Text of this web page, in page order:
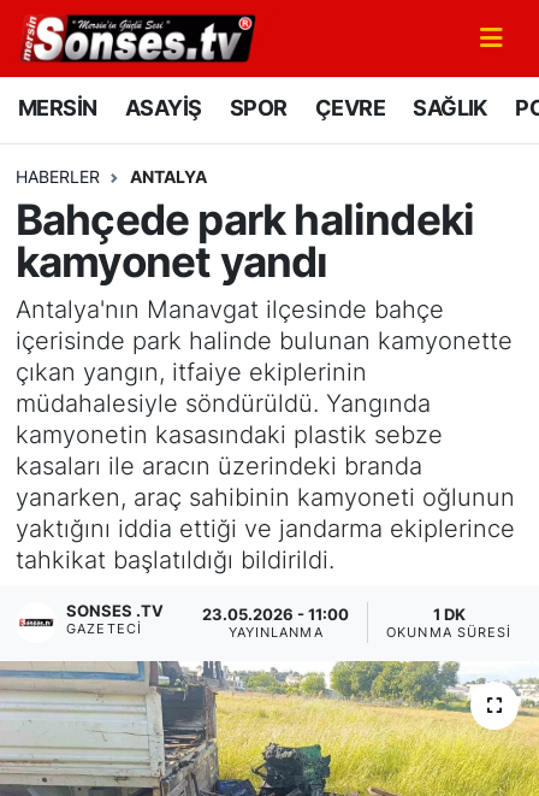
MERSİN ASAYİŞ SPOR ÇEVRE SAĞLIK
HABERLER ANTALYA
Bahçede park halindeki
kamyonet yandı
Antalya'nın Manavgat ilçesinde bahçe
içerisinde park halinde bulunan kamyonette
çıkan yangın, itfaiye ekiplerinin
müdahalesiyle söndürüldü. Yangında
kamyonetin kasasındaki plastik sebze
kasaları ile aracın üzerindeki branda
yanarken, araç sahibinin kamyoneti oğlunun
yaktığını iddia ettiği ve jandarma ekiplerince
tahkikat başlatıldığı bildirildi.
SONSES .TV
GAZETECI
23.05.2026 - 11:00
YAYINLANMA
1 DK
OKUNMA SÜRESI
MERSİN
SPOR
GÜNÜN MANŞETİ
DÜNYA
KÜLTÜR - SANAT
MAGAZİN
SAĞLIK
Haberde insan
Tanıtım
Mersin Nöbetçi Eczaneler
Mersin Namaz Vakitleri
Mersin Trafik Yoğunluk Haritası
Süper Lig Puan Durumu ve Fikstür
Tüm Manşetler
Son Dakika Haberleri
Haber Arşivi